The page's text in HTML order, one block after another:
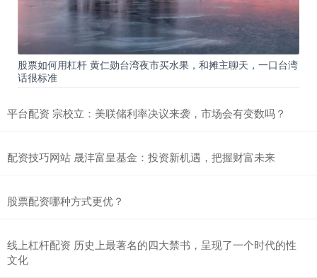
股票如何用杠杆 黄仁勋台湾夜市买水果，和摊主聊天，一口台湾
话很标准
平台配资 宗校立：美联储利率决议来袭，市场会有变数吗？
配资技巧网站 晟沣富皇基金：投资新机遇，把握财富未来
股票配资哪种方式更优？
线上杠杆配资 历史上最著名的四大禁书，呈现了一个时代的性
文化